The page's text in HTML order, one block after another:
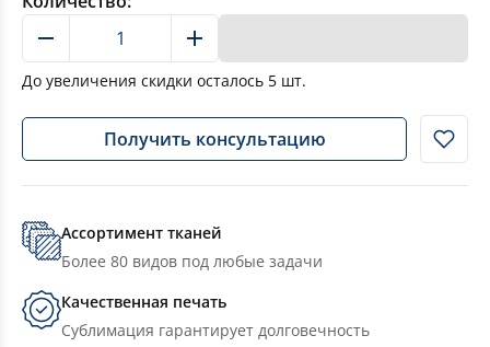
До увеличения скидки осталось 5 шт.
Получить консультацию
Ассортимент тканей
Более 80 видов под любые задачи
Качественная печать
Сублимация гарантирует долговечность